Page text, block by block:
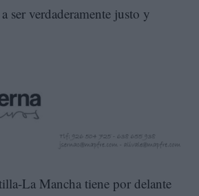
ser verdaderamente justo y
La Mancha tiene por delante